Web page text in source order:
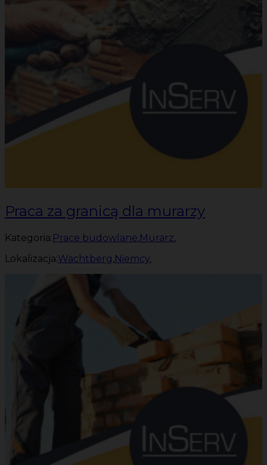
Praca za granicą dla murarzy
Kategoria:Prace budowlane,Murarz,
Lokalizacja:Wachtberg,Niemcy,